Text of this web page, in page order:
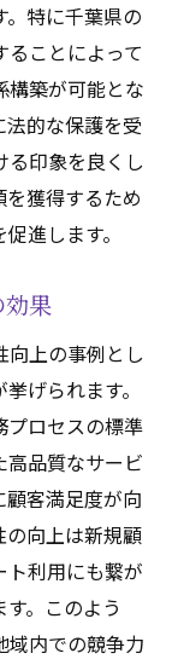
。特に千葉県の
ことによって
構築が可能とな
法的な保護を受
る印象を良くし
獲得するため
進します。
果
上の事例とし
げられます。
プロセスの標準
品質なサービ
客満足度が向
向上は新規顧
利用にも繋が
。このよう
域内での競争力